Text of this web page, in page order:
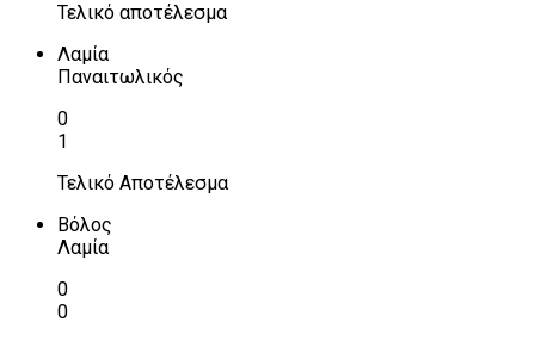
Τελικό αποτέλεσμα
Λαμία
Παναιτωλικός
0
1
Τελικό Αποτέλεσμα
Βόλος
Λαμία
0
0